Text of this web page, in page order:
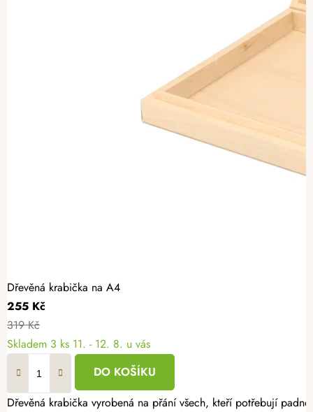
Dřevěná krabička na A4
255 Kč
319 Kč
Skladem 3 ks 11. - 12. 8. u vás
DO KOŠÍKU
Dřevěná krabička vyrobená na přání všech, kteří potřebují